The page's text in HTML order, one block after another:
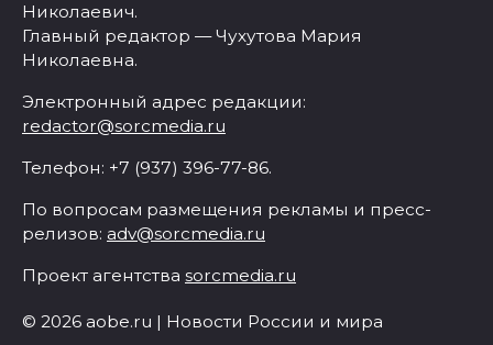
Николаевич.
Главный редактор — Чухутова Мария
Николаевна.
Электронный адрес редакции:
redactor@sorcmedia.ru
Телефон: +7 (937) 396-77-86.
По вопросам размещения рекламы и пресс-
релизов: adv@sorcmedia.ru
Проект агентства sorcmedia.ru
© 2026 aobe.ru | Новости России и мира